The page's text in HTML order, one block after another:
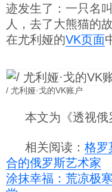
迹发生了：一只名
人，去了大熊猫的
在尤利娅的VK页面
/ 尤利娅·戈的VK账户
本文为《透视俄
相关阅读： 格罗
合的俄罗斯艺术家
涂抹幸福：荒凉极